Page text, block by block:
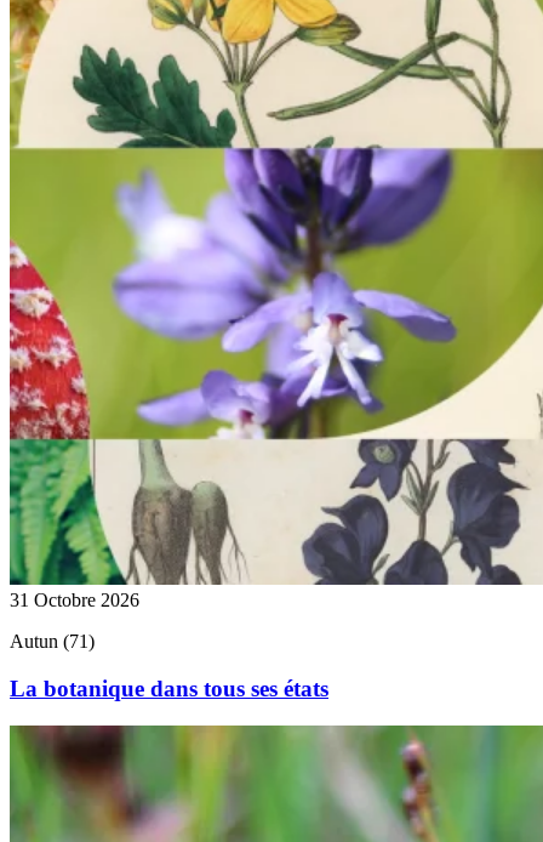
31 Octobre 2026
Autun (71)
La botanique dans tous ses états